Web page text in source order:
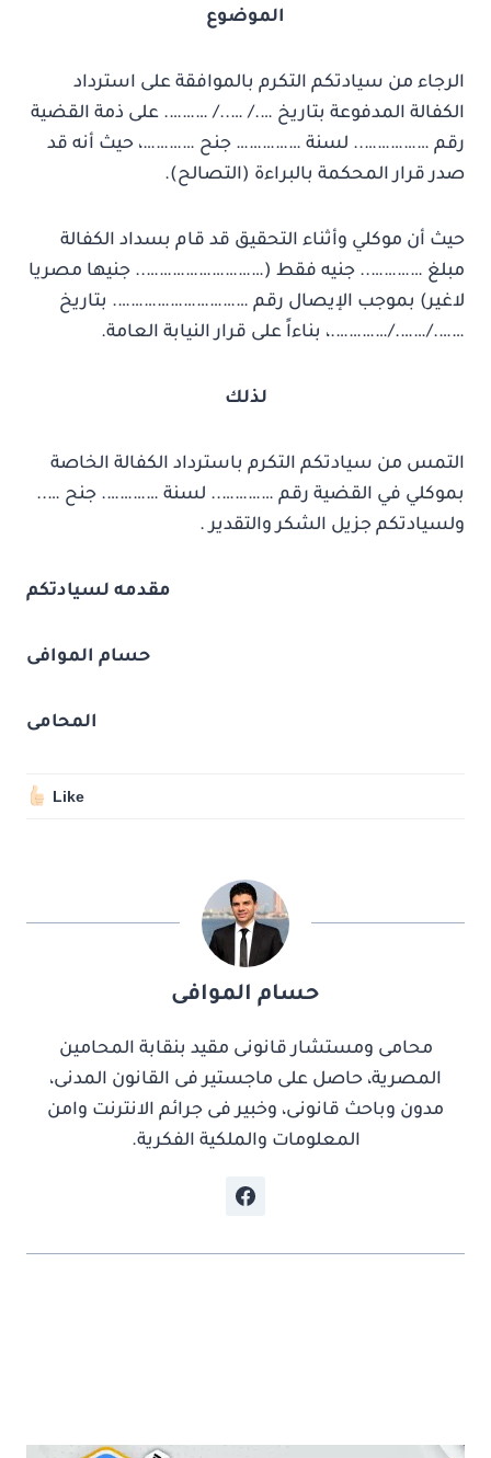
الموضوع
الرجاء من سيادتكم التكرم بالموافقة على استرداد
الكفالة المدفوعة بتاريخ …./ …../ ………. على ذمة القضية
رقم …………….. لسنة …………… جنح …………، حيث أنه قد
صدر قرار المحكمة بالبراءة (التصالح).
حيث أن موكلي وأثناء التحقيق قد قام بسداد الكفالة
مبلغ ………….. جنيه فقط (……………………….. جنيها مصريا
لاغير) بموجب الإيصال رقم …………………………. بتاريخ
……./……./………….، بناءاً على قرار النيابة العامة.
لذلك
التمس من سيادتكم التكرم باسترداد الكفالة الخاصة
بموكلي في القضية رقم ………….. لسنة …………. جنح …..
ولسيادتكم جزيل الشكر والتقدير .
مقدمه لسيادتكم
حسام الموافى
المحامى
Like
حسام الموافى
محامى ومستشار قانونى مقيد بنقابة المحامين
المصرية، حاصل على ماجستير فى القانون المدنى،
مدون وباحث قانونى، وخبير فى جرائم الانترنت وامن
المعلومات والملكية الفكرية.